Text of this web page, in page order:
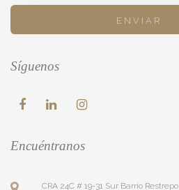
Síguenos
Encuéntranos
CRA 24C # 19-31 Sur Barrio Restrepo